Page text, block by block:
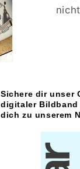
Sichere dir unser
digitaler Bildband
dich zu unserem